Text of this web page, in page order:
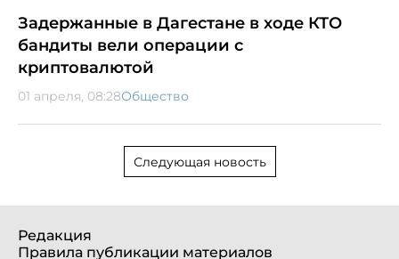
Задержанные в Дагестане в ходе КТО
бандиты вели операции с
криптовалютой
01 апреля, 08:28Общество
Следующая новость
Редакция
Правила публикации материалов